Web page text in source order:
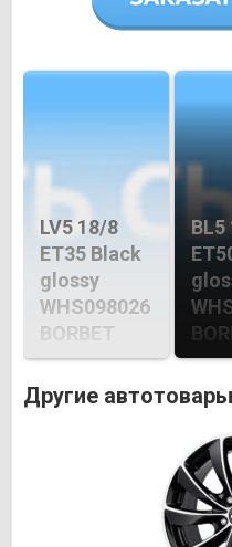
LV5 18/8
ET35 Black
glossy
WHS098026
BORBET
BL5
Другие